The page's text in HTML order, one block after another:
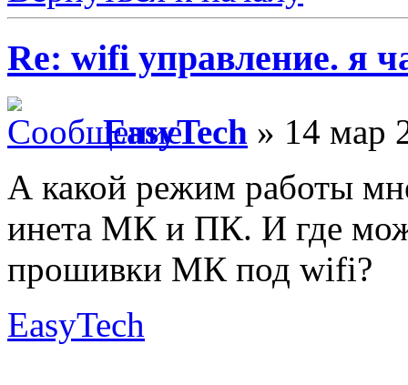
Re: wifi управление. я
EasyTech » 14 мар
А какой режим работы
инета МК и ПК. И где
прошивки МК под wifi?
EasyTech